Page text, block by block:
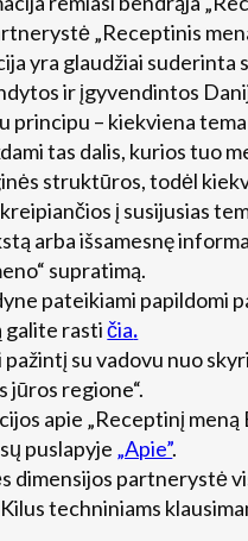
„Receptinis
yra glaudžiai suderinta
ir įgyvendintos
principu – kiekviena
tas dalis, kurios tuo
struktūros, todėl
į susijusias
arba išsamesnę
supratimą.
pateikiami papildomi
galite rastičia.
su vadovu nuo
jūros regione“.
apie „Receptinį
puslapyje „Apie”.
dimensijos partnerystė
techniniams